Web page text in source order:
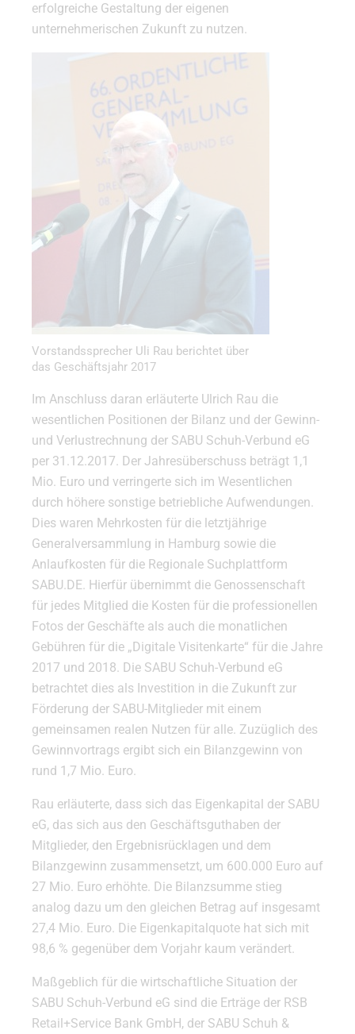
erfolgreiche Gestaltung der eigenen
unternehmerischen Zukunft zu nutzen.
Vorstandssprecher Uli Rau berichtet über
das Geschäftsjahr 2017
Im Anschluss daran erläuterte Ulrich Rau die
wesentlichen Positionen der Bilanz und der Gewinn-
und Verlustrechnung der SABU Schuh-Verbund eG
per 31.12.2017. Der Jahresüberschuss beträgt 1,1
Mio. Euro und verringerte sich im Wesentlichen
durch höhere sonstige betriebliche Aufwendungen.
Dies waren Mehrkosten für die letztjährige
Generalversammlung in Hamburg sowie die
Anlaufkosten für die Regionale Suchplattform
SABU.DE. Hierfür übernimmt die Genossenschaft
für jedes Mitglied die Kosten für die professionellen
Fotos der Geschäfte als auch die monatlichen
Gebühren für die „Digitale Visitenkarte“ für die Jahre
2017 und 2018. Die SABU Schuh-Verbund eG
betrachtet dies als Investition in die Zukunft zur
Förderung der SABU-Mitglieder mit einem
gemeinsamen realen Nutzen für alle. Zuzüglich des
Gewinnvortrags ergibt sich ein Bilanzgewinn von
rund 1,7 Mio. Euro.
Rau erläuterte, dass sich das Eigenkapital der SABU
eG, das sich aus den Geschäftsguthaben der
Mitglieder, den Ergebnisrücklagen und dem
Bilanzgewinn zusammensetzt, um 600.000 Euro auf
27 Mio. Euro erhöhte. Die Bilanzsumme stieg
analog dazu um den gleichen Betrag auf insgesamt
27,4 Mio. Euro. Die Eigenkapitalquote hat sich mit
98,6 % gegenüber dem Vorjahr kaum verändert.
Maßgeblich für die wirtschaftliche Situation der
SABU Schuh-Verbund eG sind die Erträge der RSB
Retail+Service Bank GmbH, der SABU Schuh &